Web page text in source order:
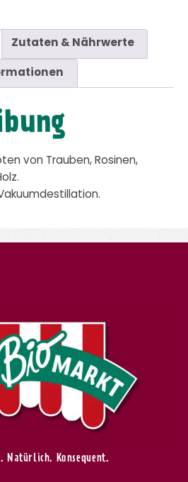
Zutaten & Nährwerte
von Trauben, Rosinen,
Natürlich. Konsequent.